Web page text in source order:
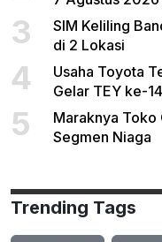
3
SIM Keliling
di 2 Lokasi
4
Usaha Toyota
Gelar TEY ke-14
5
Maraknya Toko
Segmen Niaga
Trending Tags